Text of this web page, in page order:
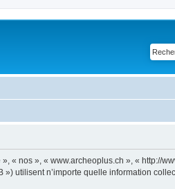
« nos », « www.archeoplus.ch », « http://
utilisent n’importe quelle information